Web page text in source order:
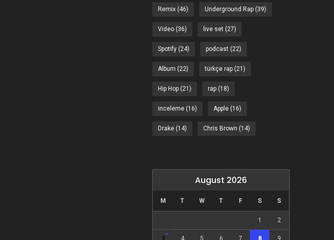
Remix (46) Underground Rap (39)
Video (36) live set (27)
Spotify (24) podcast (22)
Album (22) türkçe rap (21)
Hip Hop (21) rap (18)
inceleme (16) Apple (16)
Drake (14) Chris Brown (14)
August 2026
M T W T F S S
1 2
3 4 5 6 7 8 9